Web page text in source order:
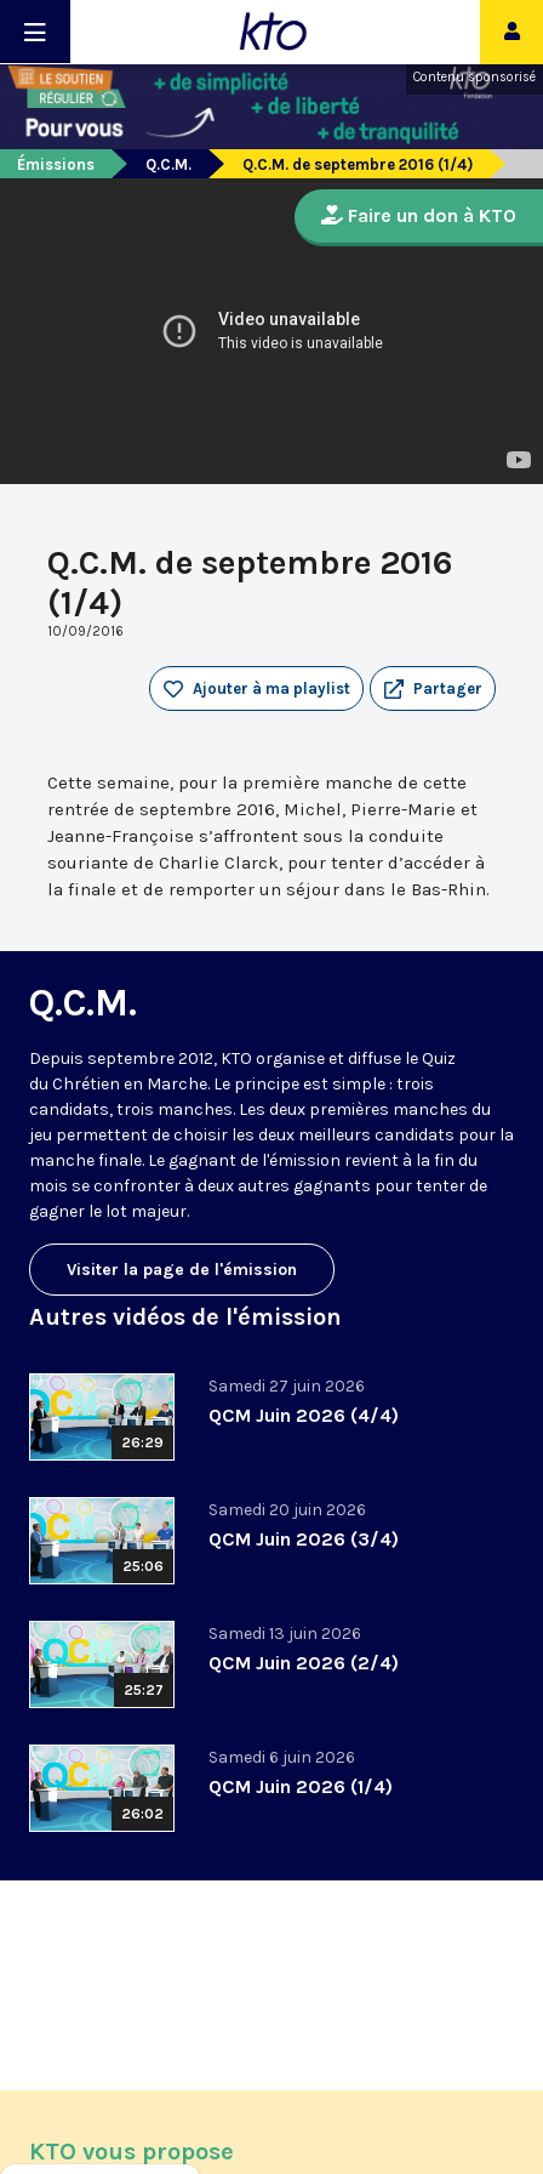
Contenu sponsorisé
Émissions Q.C.M. Q.C.M. de septembre 2016 (1/4)
Q.C.M. de septembre 2016
(1/4)
10/09/2016
Partager
Ajouter à ma playlist
Cette semaine, pour la première manche de cette
rentrée de septembre 2016, Michel, Pierre-Marie et
Jeanne-Françoise s’affrontent sous la conduite
souriante de Charlie Clarck, pour tenter d’accéder à
la finale et de remporter un séjour dans le Bas-Rhin.
Q.C.M.
Depuis septembre 2012, KTO organise et diffuse le Quiz
du Chrétien en Marche. Le principe est simple : trois
candidats, trois manches. Les deux premières manches du
jeu permettent de choisir les deux meilleurs candidats pour la
manche finale. Le gagnant de l'émission revient à la fin du
mois se confronter à deux autres gagnants pour tenter de
gagner le lot majeur.
Visiter la page de l'émission
Autres vidéos de l'émission
26:29
Samedi 27 juin 2026
QCM Juin 2026 (4/4)
25:06
Samedi 20 juin 2026
QCM Juin 2026 (3/4)
25:27
Samedi 13 juin 2026
QCM Juin 2026 (2/4)
26:02
Samedi 6 juin 2026
QCM Juin 2026 (1/4)
Faire un don à KTO
KTO vous propose